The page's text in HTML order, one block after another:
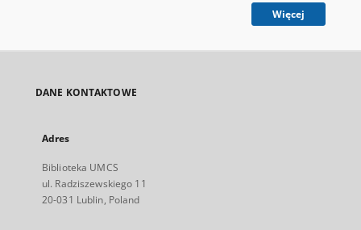
Więcej
DANE KONTAKTOWE
Adres
Biblioteka UMCS
ul. Radziszewskiego 11
20-031 Lublin, Poland